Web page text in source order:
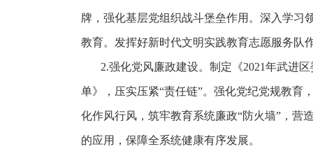
牌，强化基层党组织战斗堡垒作用。深入学习
教育。发挥好新时代文明实践教育志愿服务队
2.强化党风廉政建设。制定《2021年武进
单》，压实压紧“责任链”。强化党纪党规教育
化作风行风，筑牢教育系统廉政“防火墙”，营
的应用，保障全系统健康有序发展。